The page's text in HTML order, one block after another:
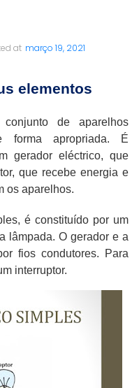
at março 19, 2021
elementos
de aparelhos
forma apropriada. É
gerador eléctrico, que
que recebe energia e
os aparelhos.
é constituído por um
lâmpada. O gerador e a
fios condutores. Para
interruptor.